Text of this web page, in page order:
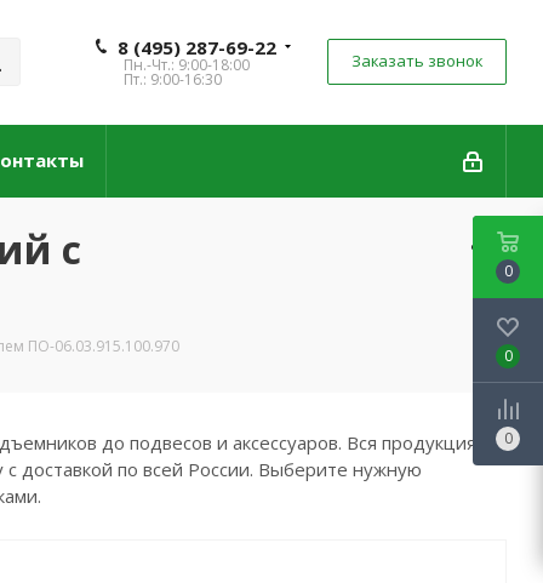
8 (495) 287-69-22
Пн.-Чт.: 9:00-18:00
Пт.: 9:00-16:30
Заказать звонок
с
ПО-06.03.915.100.970
до подвесов и аксессуаров. Вся продукция
доставкой по всей России. Выберите нужную
0
0
0